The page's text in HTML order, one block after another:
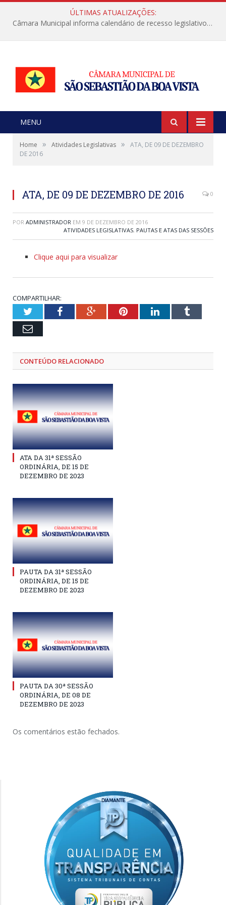
ÚLTIMAS ATUALIZAÇÕES:
Câmara Municipal informa calendário de recesso legislativo de julho
MENU
Home » Atividades Legislativas »
ATA, DE 09 DE DEZEMBRO
DE 2016
ATA, DE 09 DE DEZEMBRO DE 2016 0
POR ADMINISTRADOR EM 9 DE DEZEMBRO DE 2016
ATIVIDADES LEGISLATIVAS, PAUTAS E ATAS DAS SESSÕES
Clique aqui para visualizar
COMPARTILHAR:
TwitterFacebookGoogle+PinterestLinkedInTumblr
Email
CONTEÚDO RELACIONADO
ATA DA 31ª SESSÃO
ORDINÁRIA, DE 15 DE
DEZEMBRO DE 2023
PAUTA DA 31ª SESSÃO
ORDINÁRIA, DE 15 DE
DEZEMBRO DE 2023
PAUTA DA 30ª SESSÃO
ORDINÁRIA, DE 08 DE
DEZEMBRO DE 2023
Os comentários estão fechados.